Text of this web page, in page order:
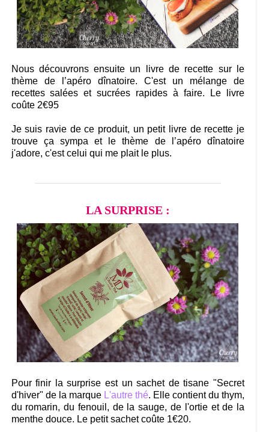
Nous découvrons ensuite un livre de recette sur le
thème de l’apéro dînatoire. C'est un mélange de
recettes salées et sucrées rapides à faire. Le livre
coûte 2€95
Je suis ravie de ce produit, un petit livre de recette je
trouve ça sympa et le thème de l’apéro dînatoire
j'adore, c'est celui qui me plait le plus.
LA SURPRISE :
Pour finir la surprise est un sachet de tisane "Secret
d'hiver" de la marque L'autre thé. Elle contient du thym,
du romarin, du fenouil, de la sauge, de l'ortie et de la
menthe douce. Le petit sachet coûte 1€20.